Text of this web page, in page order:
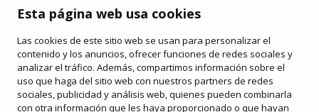
Esta página web usa cookies
Las cookies de este sitio web se usan para personalizar el
contenido y los anuncios, ofrecer funciones de redes sociales y
analizar el tráfico. Además, compartimos información sobre el
uso que haga del sitio web con nuestros partners de redes
sociales, publicidad y análisis web, quienes pueden combinarla
con otra información que les haya proporcionado o que hayan
Apartat de Correus, 31
08100 Mollet del Vallès
900 13 00 14
www.sagales.com
info@sagales.com